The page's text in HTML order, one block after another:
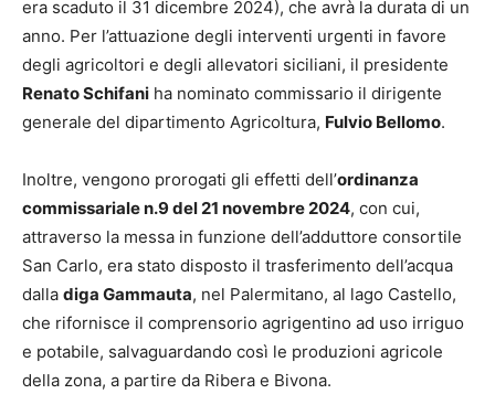
era scaduto il 31 dicembre 2024), che avrà la durata di un
anno. Per l’attuazione degli interventi urgenti in favore
degli agricoltori e degli allevatori siciliani, il presidente
Renato Schifani ha nominato commissario il dirigente
generale del dipartimento Agricoltura, Fulvio Bellomo.
Inoltre, vengono prorogati gli effetti dell’ordinanza
commissariale n.9 del 21 novembre 2024, con cui,
attraverso la messa in funzione dell’adduttore consortile
San Carlo, era stato disposto il trasferimento dell’acqua
dalla diga Gammauta, nel Palermitano, al lago Castello,
che rifornisce il comprensorio agrigentino ad uso irriguo
e potabile, salvaguardando così le produzioni agricole
della zona, a partire da Ribera e Bivona.